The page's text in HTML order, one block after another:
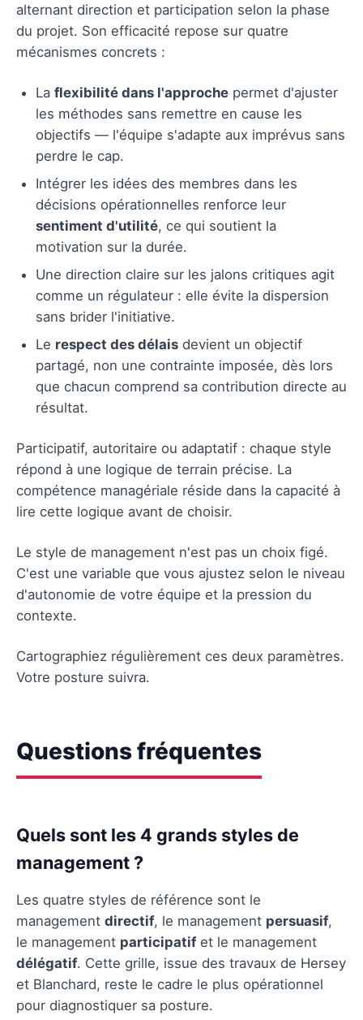
alternant direction et participation selon la phase
du projet. Son efficacité repose sur quatre
mécanismes concrets :
La flexibilité dans l'approche permet d'ajuster
les méthodes sans remettre en cause les
objectifs — l'équipe s'adapte aux imprévus sans
perdre le cap.
Intégrer les idées des membres dans les
décisions opérationnelles renforce leur
sentiment d'utilité, ce qui soutient la
motivation sur la durée.
Une direction claire sur les jalons critiques agit
comme un régulateur : elle évite la dispersion
sans brider l'initiative.
Le respect des délais devient un objectif
partagé, non une contrainte imposée, dès lors
que chacun comprend sa contribution directe au
résultat.
Participatif, autoritaire ou adaptatif : chaque style
répond à une logique de terrain précise. La
compétence managériale réside dans la capacité à
lire cette logique avant de choisir.
Le style de management n'est pas un choix figé.
C'est une variable que vous ajustez selon le niveau
d'autonomie de votre équipe et la pression du
contexte.
Cartographiez régulièrement ces deux paramètres.
Votre posture suivra.
Questions fréquentes
Quels sont les 4 grands styles de
management ?
Les quatre styles de référence sont le
management directif, le management persuasif,
le management participatifet le management
délégatif. Cette grille, issue des travaux de Hersey
et Blanchard, reste le cadre le plus opérationnel
pour diagnostiquer sa posture.